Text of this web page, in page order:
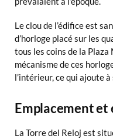
Le clou de l’édifice est
d’horloge placé sur les
tous les coins de la
mécanisme de ces
l’intérieur, ce qui ajoute
Emplacement et
La Torre del Reloj est